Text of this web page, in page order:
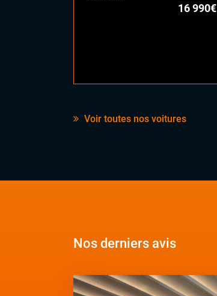
16 990€
Voir toutes nos voitures
Nos derniers avis